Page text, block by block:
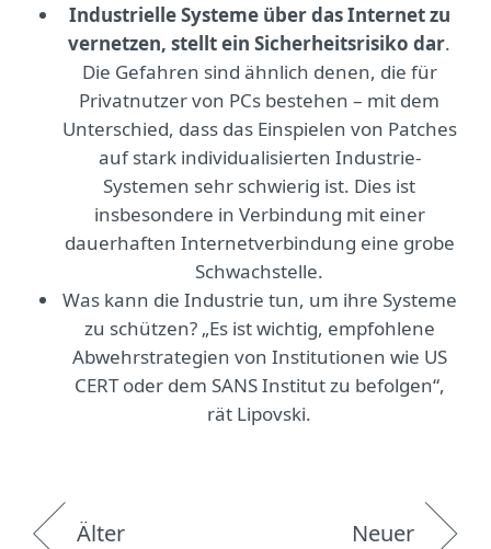
Industrielle Systeme über das Internet zu
vernetzen, stellt ein Sicherheitsrisiko dar.
Die Gefahren sind ähnlich denen, die für
Privatnutzer von PCs bestehen – mit dem
Unterschied, dass das Einspielen von Patches
auf stark individualisierten Industrie-
Systemen sehr schwierig ist. Dies ist
insbesondere in Verbindung mit einer
dauerhaften Internetverbindung eine grobe
Schwachstelle.
Was kann die Industrie tun, um ihre Systeme
zu schützen? „Es ist wichtig, empfohlene
Abwehrstrategien von Institutionen wie US
CERT oder dem SANS Institut zu befolgen“,
rät Lipovski.
Älter Neuer